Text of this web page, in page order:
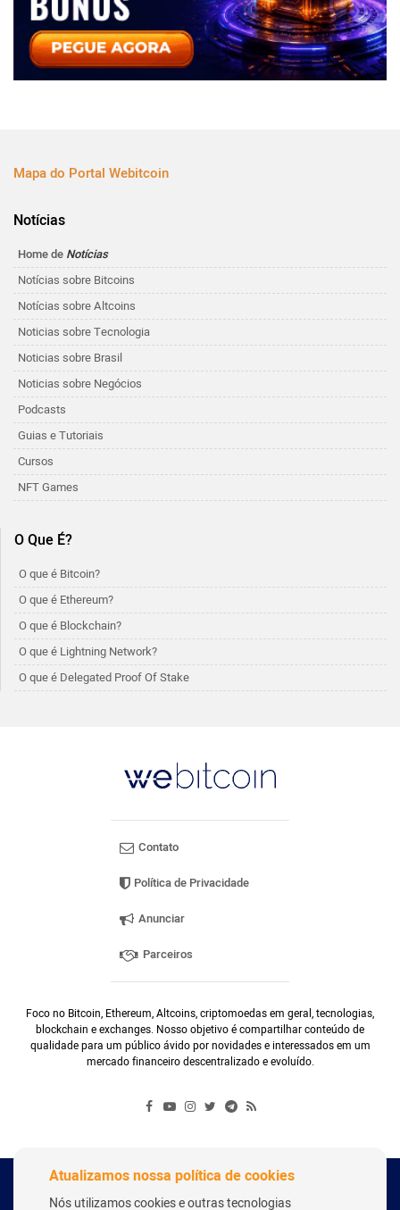
Mapa do Portal Webitcoin
Notícias
Home de Notícias
Notícias sobre Bitcoins
Notícias sobre Altcoins
Noticias sobre Tecnologia
Noticias sobre Brasil
Noticias sobre Negócios
Podcasts
Guias e Tutoriais
Cursos
NFT Games
O Que É?
O que é Bitcoin?
O que é Ethereum?
O que é Blockchain?
O que é Lightning Network?
O que é Delegated Proof Of Stake
Contato
Política de Privacidade
Anunciar
Parceiros
Foco no Bitcoin, Ethereum, Altcoins, criptomoedas em geral, tecnologias,
blockchain e exchanges. Nosso objetivo é compartilhar conteúdo de
qualidade para um público ávido por novidades e interessados em um
mercado financeiro descentralizado e evoluído.
Copyright Webitcoin 2018 - Todos os Direitos Reservados
Atualizamos nossa política de cookies
Nós utilizamos cookies e outras tecnologias